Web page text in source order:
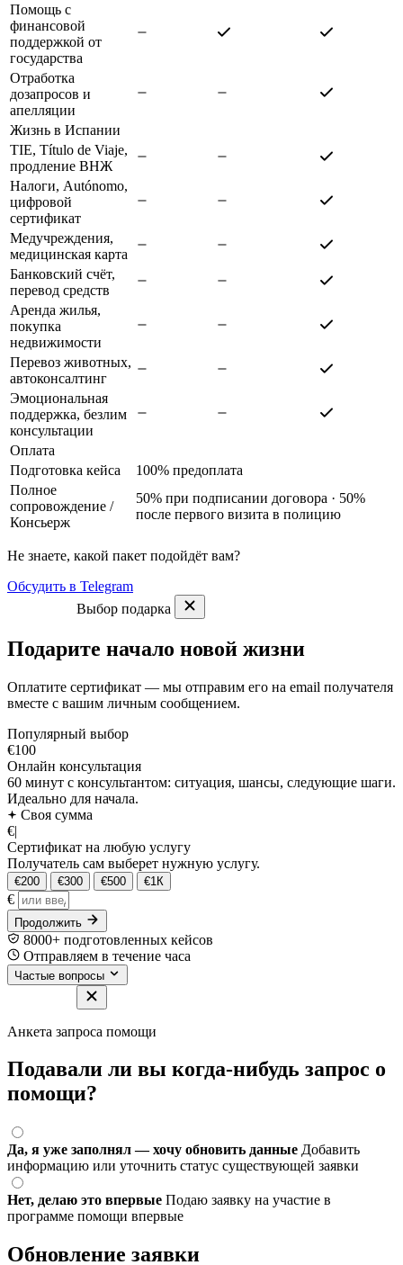
Помощь с
финансовой
поддержкой от
государства
Отработка
дозапросов и
апелляции
Жизнь в Испании
TIE, Título de Viaje,
продление ВНЖ
Налоги, Autónomo,
цифровой
сертификат
Медучреждения,
медицинская карта
Банковский счёт,
перевод средств
Аренда жилья,
покупка
недвижимости
Перевоз животных,
автоконсалтинг
Эмоциональная
поддержка, безлим
консультации
Оплата
Подготовка кейса
100% предоплата
Полное
сопровождение /
Консьерж
50% при подписании договора · 50%
после первого визита в полицию
Не знаете, какой пакет подойдёт вам?
Обсудить в Telegram
Выбор подарка
Подарите начало новой жизни
Оплатите сертификат — мы отправим его на email получателя
вместе с вашим личным сообщением.
Популярный выбор
€100
Онлайн консультация
60 минут с консультантом: ситуация, шансы, следующие шаги.
Идеально для начала.
Своя сумма
€|
Сертификат на любую услугу
Получатель сам выберет нужную услугу.
€200 €300 €500 €1К
€
Продолжить
8000+ подготовленных кейсов
Отправляем в течение часа
Частые вопросы
Анкета запроса помощи
Подавали ли вы когда-нибудь запрос о
помощи?
Да, я уже заполнял — хочу обновить данные Добавить
информацию или уточнить статус существующей заявки
Нет, делаю это впервые Подаю заявку на участие в
программе помощи впервые
Обновление заявки